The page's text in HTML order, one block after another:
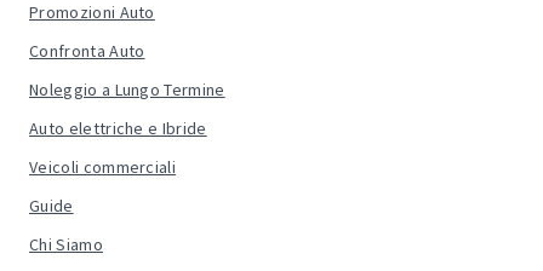
Promozioni Auto
Confronta Auto
Noleggio a Lungo Termine
Auto elettriche e Ibride
Veicoli commerciali
Guide
Chi Siamo